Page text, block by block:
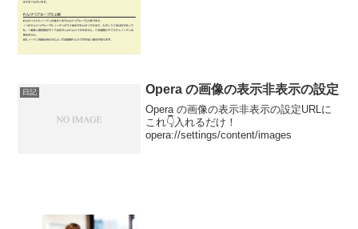
日記 Opera の画像の表示非表示の設定
Opera の画像の表示非表示の設定URLに
これ👇入れるだけ！
opera://settings/content/images